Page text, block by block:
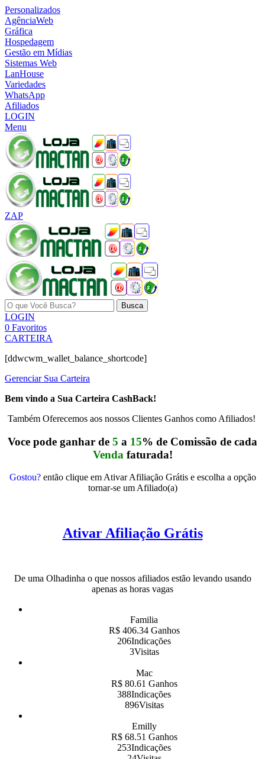
Personalizados
AgênciaWeb
Gráfica
Hospedagem
Gestão em Mídias
Sistemas Web
LanHouse
Variedades
WhatsApp
Afiliados
LOGIN
Menu
ZAP
Busca
LOGIN
0 Favoritos
CARTEIRA
[ddwcwm_wallet_balance_shortcode]
Gerenciar Sua Carteira
Bem vindo a Sua Carteira CashBack!
Também Oferecemos aos nossos Clientes Ganhos como Afiliados!
Voce pode ganhar de 5 a 15% de Comissão de cada
Venda faturada!
Gostou?então clique em Ativar Afiliação Grátis e escolha a opção
tornar-se um Afiliado(a)
Ativar Afiliação Grátis
De uma Olhadinha o que nossos afiliados estão levando usando
apenas as horas vagas
Familia
R$ 406.34 Ganhos
206Indicações
3Visitas
Mac
R$ 80.61 Ganhos
388Indicações
896Visitas
Emilly
R$ 68.51 Ganhos
253Indicações